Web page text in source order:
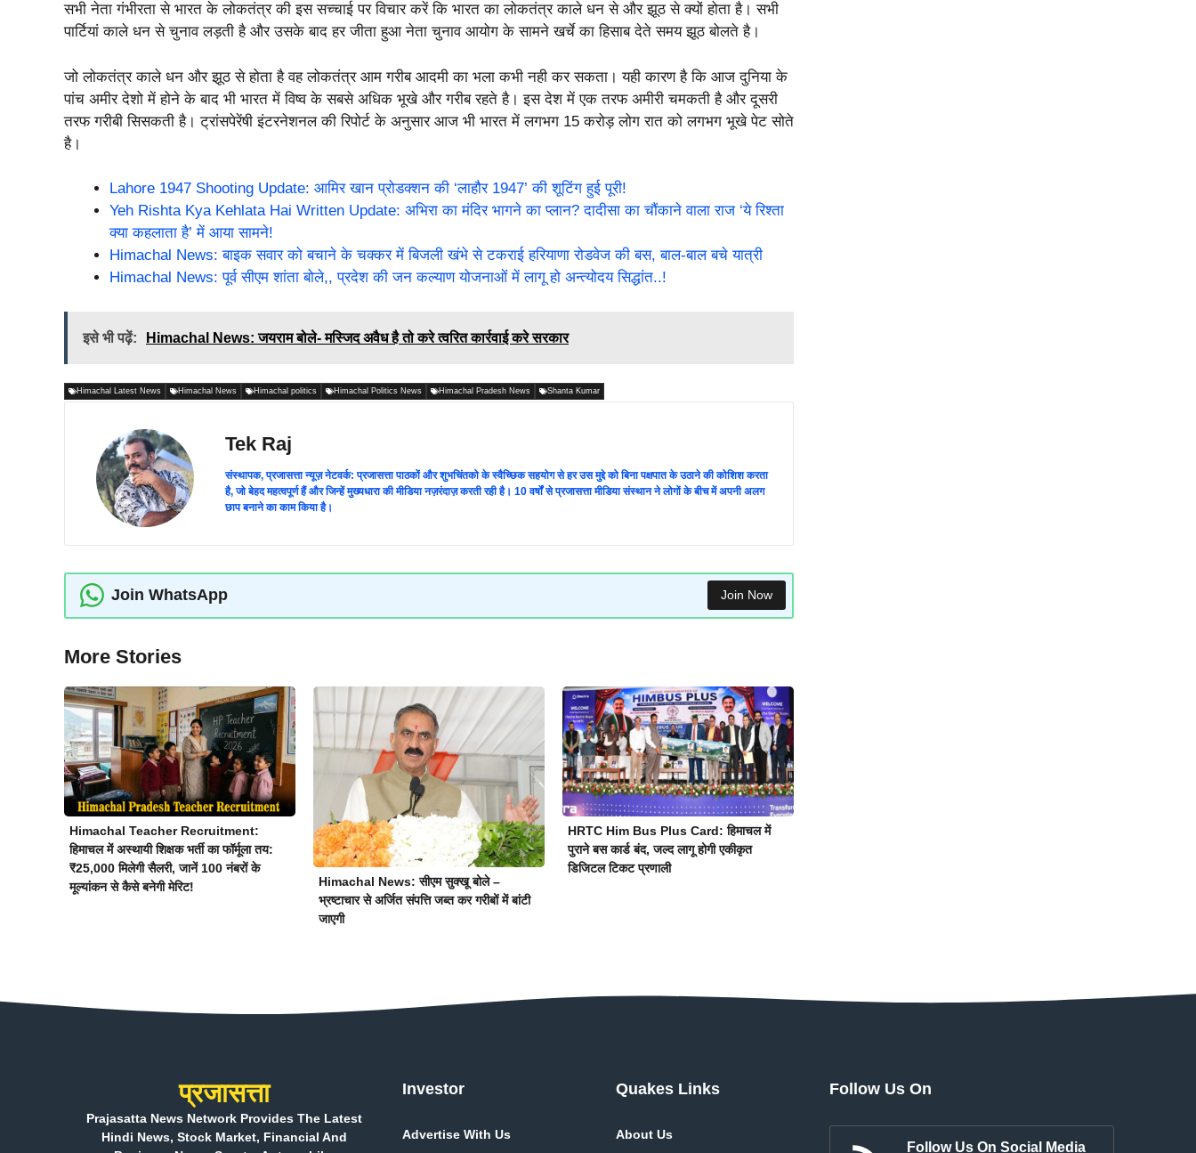
सभी नेता गंभीरता से भारत के लोकतंत्र की इस सच्चाई पर विचार करें कि भारत का लोकतंत्र काले धन से और झूठ से क्यों होता है। सभी
पार्टियां काले धन से चुनाव लड़ती है और उसके बाद हर जीता हुआ नेता चुनाव आयोग के सामने खर्चे का हिसाब देते समय झूठ बोलते है।
जो लोकतंत्र काले धन और झूठ से होता है वह लोकतंत्र आम गरीब आदमी का भला कभी नही कर सकता। यही कारण है कि आज दुनिया के
पांच अमीर देशो में होने के बाद भी भारत में विष्व के सबसे अधिक भूखे और गरीब रहते है। इस देश में एक तरफ अमीरी चमकती है और दूसरी
तरफ गरीबी सिसकती है। ट्रांसपेरेंषी इंटरनेशनल की रिपोर्ट के अनुसार आज भी भारत में लगभग 15 करोड़ लोग रात को लगभग भूखे पेट सोते
है।
Lahore 1947 Shooting Update: आमिर खान प्रोडक्शन की ‘लाहौर 1947’ की शूटिंग हुई पूरी!
Yeh Rishta Kya Kehlata Hai Written Update: अभिरा का मंदिर भागने का प्लान? दादीसा का चौंकाने वाला राज ‘ये रिश्ता
क्या कहलाता है’ में आया सामने!
Himachal News: बाइक सवार को बचाने के चक्कर में बिजली खंभे से टकराई हरियाणा रोडवेज की बस, बाल-बाल बचे यात्री
Himachal News: पूर्व सीएम शांता बोले,, प्रदेश की जन कल्याण योजनाओं में लागू हो अन्त्योदय सिद्धांत..!
इसे भी पढ़ें: Himachal News: जयराम बोले- मस्जिद अवैध है तो करे त्वरित कार्रवाई करे सरकार
Himachal Latest News Himachal News Himachal politics Himachal Politics News Himachal Pradesh News Shanta Kumar
Tek Raj
संस्थापक, प्रजासत्ता न्यूज़ नेटवर्क: प्रजासत्ता पाठकों और शुभचिंतको के स्वैच्छिक सहयोग से हर उस मुद्दे को बिना पक्षपात के उठाने की कोशिश करता
है, जो बेहद महत्वपूर्ण हैं और जिन्हें मुख्यधारा की मीडिया नज़रंदाज़ करती रही है। 10 वर्षों से प्रजासत्ता मीडिया संस्थान ने लोगों के बीच में अपनी अलग
छाप बनाने का काम किया है।
Join WhatsApp Join Now
More Stories
Himachal Teacher Recruitment:
हिमाचल में अस्थायी शिक्षक भर्ती का फॉर्मूला तय:
₹25,000 मिलेगी सैलरी, जानें 100 नंबरों के
मूल्यांकन से कैसे बनेगी मेरिट!
Himachal News: सीएम सुक्खू बोले –
भ्रष्टाचार से अर्जित संपत्ति जब्त कर गरीबों में बांटी
जाएगी
HRTC Him Bus Plus Card: हिमाचल में
पुराने बस कार्ड बंद, जल्द लागू होगी एकीकृत
डिजिटल टिकट प्रणाली
प्रजासत्ता
Prajasatta News Network Provides The Latest
Hindi News, Stock Market, Financial And
Investor
Advertise With Us
Quakes Links
About Us
Follow Us On
Follow Us On Social Media